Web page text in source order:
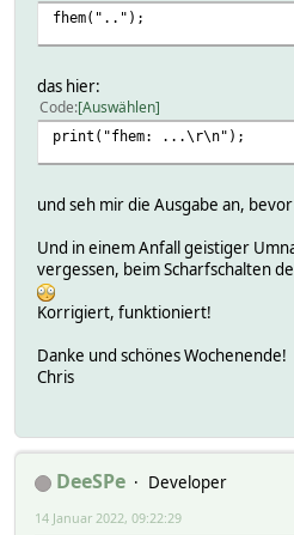
fhem("..");
das hier:
Code Auswählen
print("fhem: ...\r\n");
und seh mir die Ausgabe an,
Und in einem Anfall geistiger
vergessen, beim Scharfschalten
Korrigiert, funktioniert!
Danke und schönes Wochenende!
Chris
DeeSPe
Developer
14 Januar 2022, 09:22:29